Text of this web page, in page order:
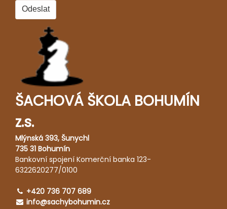
ŠACHOVÁ ŠKOLA BOHUMÍN
z.s.
Mlýnská 393, Šunychl
735 31 Bohumín
Bankovní spojení Komerční banka 123-
6322620277/0100
+420 736 707 689
info@sachybohumin.cz